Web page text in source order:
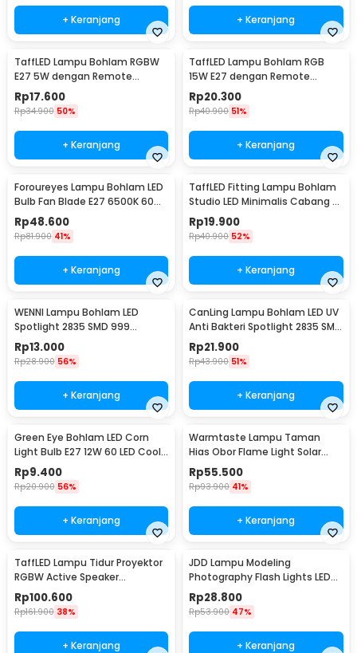
+ Keranjang + Keranjang
TaffLED Lampu Bohlam RGBW
E27 5W dengan Remote
Control - A60
Rp17.600
Rp34.900 50%
+ Keranjang
TaffLED Lampu Bohlam RGB
15W E27 dengan Remote
Control - B5
Rp20.300
Rp40.900 51%
+ Keranjang
Foroureyes Lampu Bohlam LED
Bulb Fan Blade E27 6500K 60W
- KK-2560
Rp48.600
Rp81.900 41%
+ Keranjang
TaffLED Fitting Lampu Bohlam
Studio LED Minimalis Cabang 4
E27 220V - HU-400
Rp19.900
Rp40.900 52%
+ Keranjang
WENNI Lampu Bohlam LED
Spotlight 2835 SMD 999
Lumens 180 Degree 9W E27
Rp13.000
Rp28.900 56%
+ Keranjang
CanLing Lampu Bohlam LED UV
Anti Bakteri Spotlight 2835 SMD
220V E27 - D3-F3-01
Rp21.900
Rp43.900 51%
+ Keranjang
Green Eye Bohlam LED Corn
Light Bulb E27 12W 60 LED Cool
White - E262
Rp9.400
Rp20.900 56%
+ Keranjang
Warmtaste Lampu Taman
Hias Obor Flame Light Solar
IP65 Warm White - YMJ010
Rp55.500
Rp93.900 41%
+ Keranjang
TaffLED Lampu Tidur Proyektor
RGBW Active Speaker
Bluetooth Remote - BL-XK01
Rp100.600
Rp161.900 38%
+ Keranjang
JDD Lampu Modeling
Photography Flash Lights LED
E27 150W Warm White - jD01
Rp28.800
Rp53.900 47%
+ Keranjang